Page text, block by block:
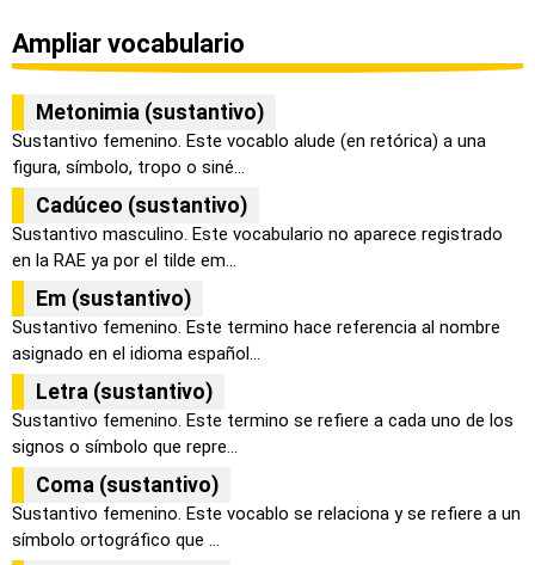
Ampliar vocabulario
Metonimia (sustantivo)
Sustantivo femenino. Este vocablo alude (en retórica) a una
figura, símbolo, tropo o siné...
Cadúceo (sustantivo)
Sustantivo masculino. Este vocabulario no aparece registrado
en la RAE ya por el tilde em...
Em (sustantivo)
Sustantivo femenino. Este termino hace referencia al nombre
asignado en el idioma español...
Letra (sustantivo)
Sustantivo femenino. Este termino se refiere a cada uno de los
signos o símbolo que repre...
Coma (sustantivo)
Sustantivo femenino. Este vocablo se relaciona y se refiere a un
símbolo ortográfico que ...